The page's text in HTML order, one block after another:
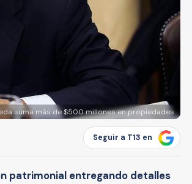
suma más de $500 millones en propiedades
Seguir a T13 en
patrimonial entregando detalles